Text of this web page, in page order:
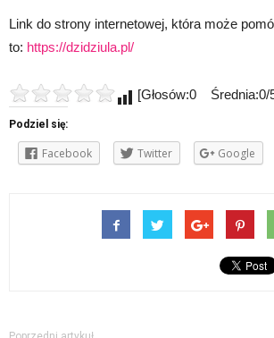
Link do strony internetowej, która może
to: https://dzidziula.pl/
[Głosów:0 Średnia:0/
Podziel się:
Facebook Twitter Google